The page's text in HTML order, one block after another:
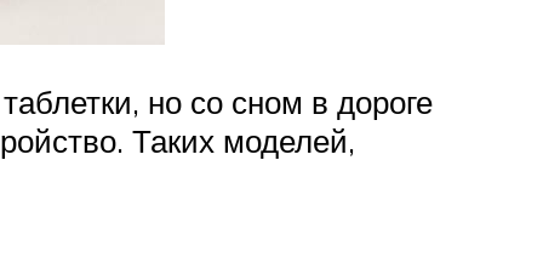
но со сном в дороге
Таких моделей,